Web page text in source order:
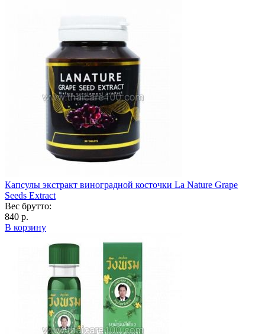
Капсулы экстракт виноградной косточки La Nature Grape
Seeds Extract
Вес брутто:
840 р.
В корзину